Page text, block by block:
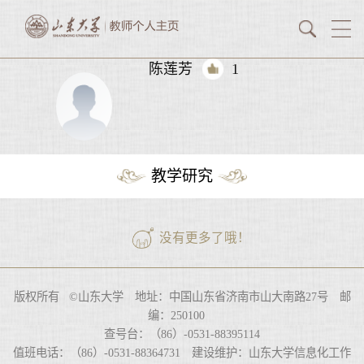
陈莲芳 1
教学研究
没有更多了哦！
版权所有 ©山东大学 地址：中国山东省济南市山大南路27号 邮
编：250100
查号台：（86）-0531-88395114
值班电话：（86）-0531-88364731 建设维护：山东大学信息化工作